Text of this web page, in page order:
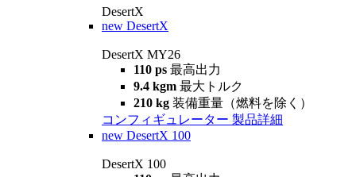
DesertX
new DesertX
DesertX MY26
110 ps 最高出力
9.4 kgm 最大トルク
210 kg 装備重量（燃料を除く）
コンフィギュレーター 製品詳細
new DesertX 100
DesertX 100